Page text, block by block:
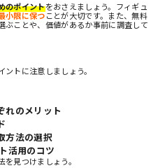
のポイントをおさえましょう。フィギュ
小限に保つことが大切です。また、無料
ぶことや、価値があるか事前に調査して
ントに注意しましょう。
のメリット
方法の選択
活用のコツ
見つけましょう。